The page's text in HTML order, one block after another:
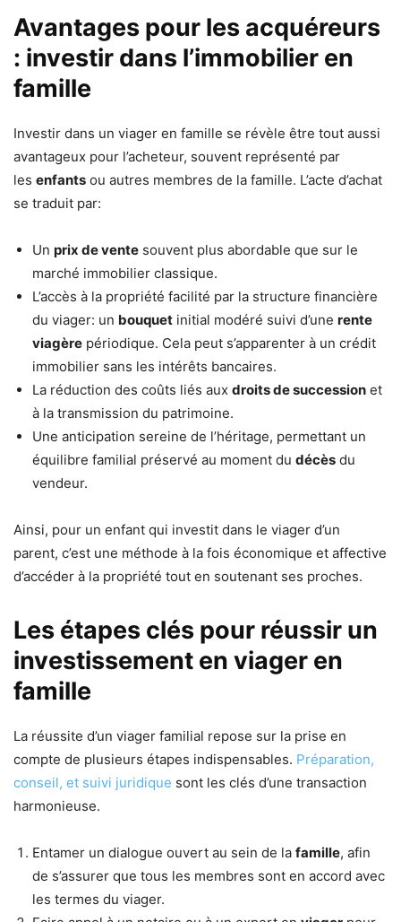
Avantages pour les acquéreurs
: investir dans l’immobilier en
famille
Investir dans un viager en famille se révèle être tout aussi
avantageux pour l’acheteur, souvent représenté par
les enfants ou autres membres de la famille. L’acte d’achat
se traduit par:
Un prix de vente souvent plus abordable que sur le
marché immobilier classique.
L’accès à la propriété facilité par la structure financière
du viager: un bouquet initial modéré suivi d’une rente
viagère périodique. Cela peut s’apparenter à un crédit
immobilier sans les intérêts bancaires.
La réduction des coûts liés aux droits de succession et
à la transmission du patrimoine.
Une anticipation sereine de l’héritage, permettant un
équilibre familial préservé au moment du décès du
vendeur.
Ainsi, pour un enfant qui investit dans le viager d’un
parent, c’est une méthode à la fois économique et affective
d’accéder à la propriété tout en soutenant ses proches.
Les étapes clés pour réussir un
investissement en viager en
famille
La réussite d’un viager familial repose sur la prise en
compte de plusieurs étapes indispensables. Préparation,
conseil, et suivi juridique sont les clés d’une transaction
harmonieuse.
Entamer un dialogue ouvert au sein de la famille, afin
de s’assurer que tous les membres sont en accord avec
les termes du viager.